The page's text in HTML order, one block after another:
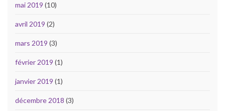
mai 2019 (10)
avril 2019 (2)
mars 2019 (3)
février 2019 (1)
janvier 2019 (1)
décembre 2018 (3)